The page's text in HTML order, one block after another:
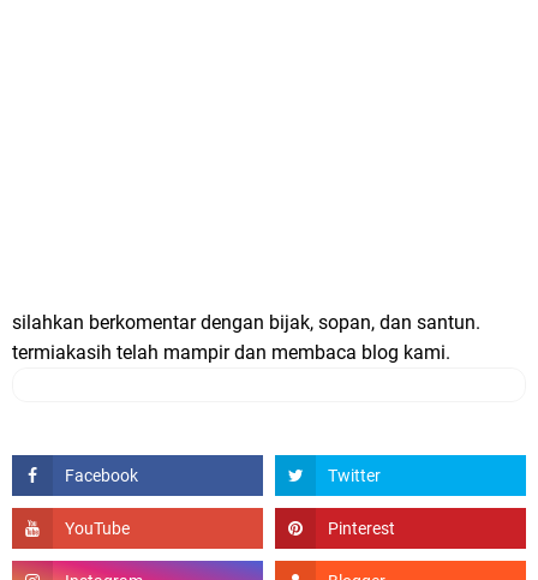
silahkan berkomentar dengan bijak, sopan, dan santun.
termiakasih telah mampir dan membaca blog kami.